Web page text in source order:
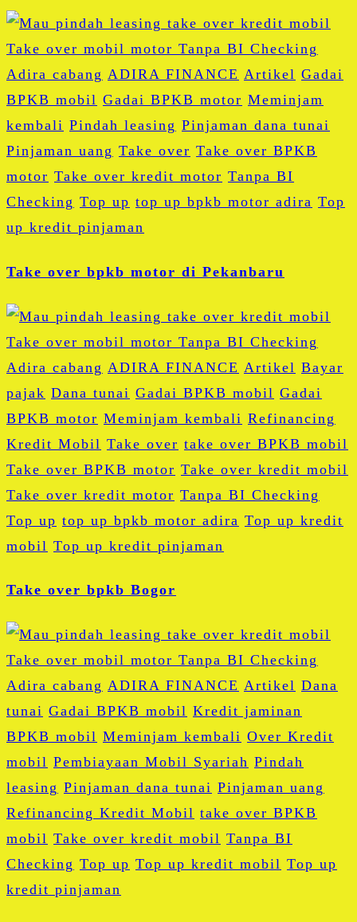
Adira cabang ADIRA FINANCE Artikel Gadai
BPKB mobil Gadai BPKB motor Meminjam
kembali Pindah leasing Pinjaman dana tunai
Pinjaman uang Take over Take over BPKB
motor Take over kredit motor Tanpa BI
Checking Top up top up bpkb motor adira Top
up kredit pinjaman
Take over bpkb motor di Pekanbaru
Adira cabang ADIRA FINANCE Artikel Bayar
pajak Dana tunai Gadai BPKB mobil Gadai
BPKB motor Meminjam kembali Refinancing
Kredit Mobil Take over take over BPKB mobil
Take over BPKB motor Take over kredit mobil
Take over kredit motor Tanpa BI Checking
Top up top up bpkb motor adira Top up kredit
mobil Top up kredit pinjaman
Take over bpkb Bogor
Adira cabang ADIRA FINANCE Artikel Dana
tunai Gadai BPKB mobil Kredit jaminan
BPKB mobil Meminjam kembali Over Kredit
mobil Pembiayaan Mobil Syariah Pindah
leasing Pinjaman dana tunai Pinjaman uang
Refinancing Kredit Mobil take over BPKB
mobil Take over kredit mobil Tanpa BI
Checking Top up Top up kredit mobil Top up
kredit pinjaman